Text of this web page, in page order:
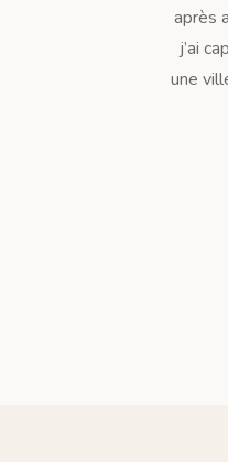
après
j’ai
une